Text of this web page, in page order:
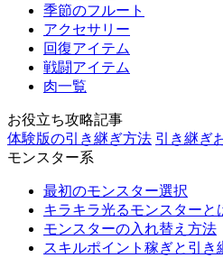
季節のフルート
アクセサリー
回復アイテム
戦闘アイテム
肉一覧
お役立ち攻略記事
体験版の引き継ぎ方法 引き継ぎ
モンスター系
最初のモンスター選択
キラキラ光るモンスターと
モンスターの入れ替え方法
スキルポイント稼ぎと引き